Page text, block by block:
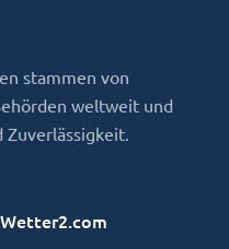
stammen von
weltweit und
Wetter2.com